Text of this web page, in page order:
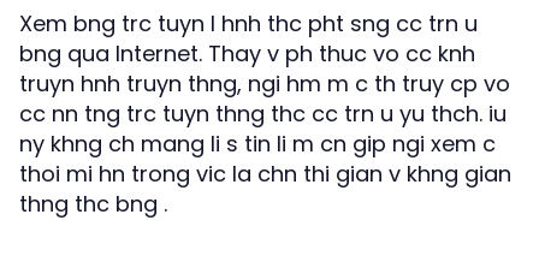
Xem bng trc tuyn l hnh thc pht sng cc trn u
bng qua Internet. Thay v ph thuc vo cc knh
truyn hnh truyn thng, ngi hm m c th truy cp vo
cc nn tng trc tuyn thng thc cc trn u yu thch. iu
ny khng ch mang li s tin li m cn gip ngi xem c
thoi mi hn trong vic la chn thi gian v khng gian
thng thc bng .